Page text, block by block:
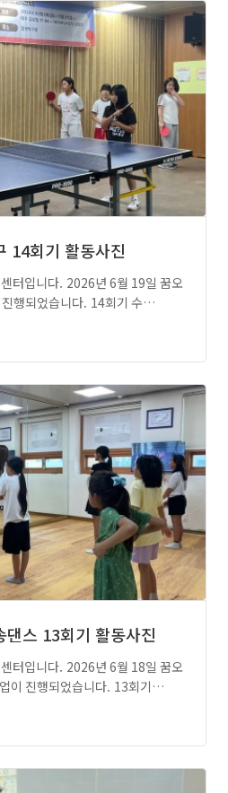
14회기 활동사진
년 6월 19일 꿈오
라기-탁구 14회기 수업이 진행되었습니다. 14회기 수…
스 13회기 활동사진
년 6월 18일 꿈오
라기-방송댄스 13회기 수업이 진행되었습니다. 13회기…